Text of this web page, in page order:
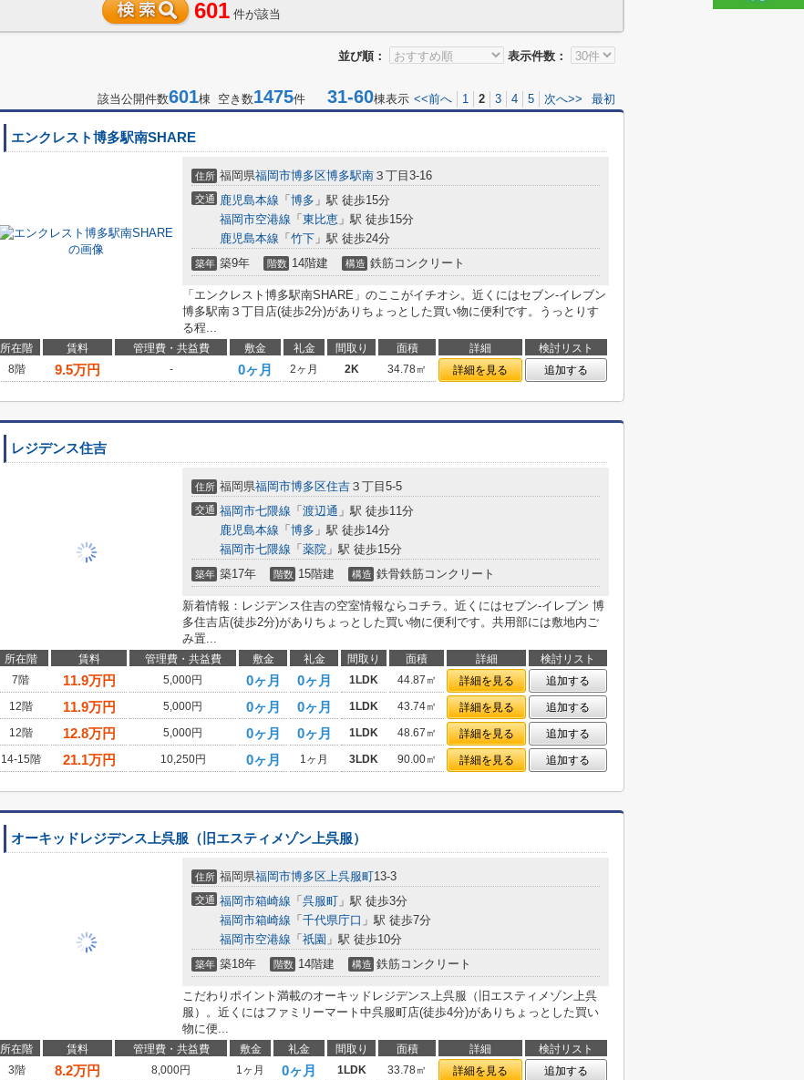
601 件が該当
並び順： 表示件数：
該当公開件数601棟 空き数1475件 31-60棟表示 <<前へ 1 2 3 4 5 次へ>> 最初
エンクレスト博多駅南SHARE
住所 福岡県福岡市博多区博多駅南 ３丁目3-16
交通 鹿児島本線 「 博多 」駅 徒歩15分
福岡市空港線 「 東比恵 」駅 徒歩15分
鹿児島本線 「 竹下 」駅 徒歩24分
築年 築9年 階数 14階建 構造 鉄筋コンクリート
「エンクレスト博多駅南SHARE」のここがイチオシ。近くにはセブン‐イレブン
博多駅南３丁目店(徒歩2分)がありちょっとした買い物に便利です。うっとりす
る程...
所在階 賃料 管理費・共益費 敷金 礼金 間取り 面積 詳細
検討リスト
8階
9.5万円 - 0ヶ月 2ヶ月 2K 34.78㎡ 詳細を見る 追加する
レジデンス住吉
住所 福岡県福岡市博多区住吉 ３丁目5-5
交通 福岡市七隈線 「 渡辺通 」駅 徒歩11分
鹿児島本線 「 博多 」駅 徒歩14分
福岡市七隈線 「 薬院 」駅 徒歩15分
築年 築17年 階数 15階建 構造 鉄骨鉄筋コンクリート
新着情報：レジデンス住吉の空室情報ならコチラ。近くにはセブン‐イレブン 博
多住吉店(徒歩2分)がありちょっとした買い物に便利です。共用部には敷地内ご
み置...
所在階 賃料 管理費・共益費 敷金 礼金 間取り 面積 詳細
検討リスト
7階
11.9万円 5,000円 0ヶ月 0ヶ月 1LDK 44.87㎡ 詳細を見る
追加する
12階
11.9万円 5,000円 0ヶ月 0ヶ月 1LDK 43.74㎡ 詳細を見る
追加する
12階
12.8万円 5,000円 0ヶ月 0ヶ月 1LDK 48.67㎡ 詳細を見る
追加する
14-15階
21.1万円 10,250円 0ヶ月 1ヶ月 3LDK 90.00㎡ 詳細を見る 追加する
オーキッドレジデンス上呉服（旧エスティメゾン上呉服）
住所 福岡県福岡市博多区上呉服町13-3
交通 福岡市箱崎線 「 呉服町 」駅 徒歩3分
福岡市箱崎線 「 千代県庁口 」駅 徒歩7分
福岡市空港線 「 祇園 」駅 徒歩10分
築年 築18年 階数 14階建 構造 鉄筋コンクリート
こだわりポイント満載のオーキッドレジデンス上呉服（旧エスティメゾン上呉
服）。近くにはファミリーマート中呉服町店(徒歩4分)がありちょっとした買い
物に便...
所在階 賃料 管理費・共益費 敷金 礼金 間取り 面積 詳細
検討リスト
3階
8.2万円 8,000円 1ヶ月 0ヶ月 1LDK 33.78㎡ 詳細を見る
追加する